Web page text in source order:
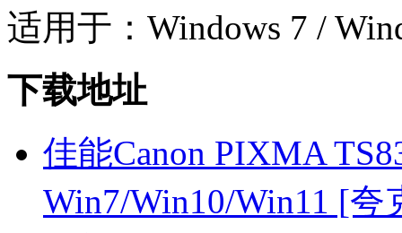
适用于：Windows 7 /
下载地址
佳能Canon PIXMA
Win7/Win10/Win11 [夸